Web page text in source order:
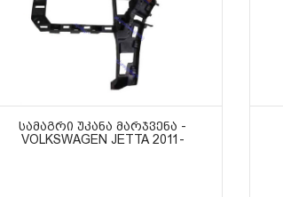
ᲡᲐᲛᲐᲒᲠᲘ ᲣᲙᲐᲜᲐ ᲛᲐᲠᲯᲕᲔᲜᲐ -
VOLKSWAGEN JETTA 2011-